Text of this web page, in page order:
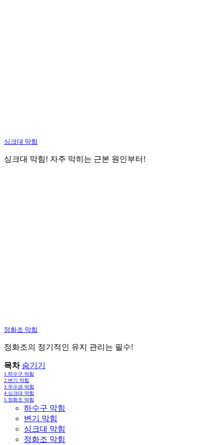
싱크대 막힘
싱크대 막힘! 자주 막히는 근본 원인부터!
정화조 막힘
정화조의 정기적인 유지 관리는 필수!
목차 숨기기
1 하수구 막힘
2 변기 막힘
3 우수관 막힘
4 싱크대 막힘
5 정화조 막힘
하수구 막힘
변기 막힘
싱크대 막힘
정화조 막힘